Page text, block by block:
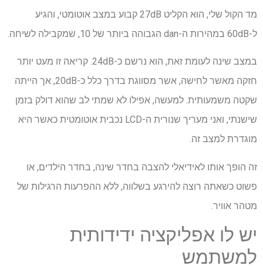
מד הקול שלי, הוא הקליט 27dB קבוע במצב אוטומטי, והגיע
ל-60dB במהירות ה-dan הגבוהה ביותר של 10, שמקבילה לשיחה.
במצב שינה לעומת זאת, הוא נרשם כ-24dB. קריאה זו מעט יותר
חזקה מאשר לחישה, אשר מסווגת בדרך כלל כ-20dB, אך הייתה
שקטה משמעותית. למעשה, אפילו לא שמתי לב שהוא דולק בזמן
שישנתי, ואני מעריך שנורית ה-LCD נכבית אוטומטית כאשר היא
מוגדרת למצב זה.
זה הופך אותו לאידיאלי להצבה בחדר שינה, בחדר הילדים, או
פשוט כשאתה רוצה להירגע בשלווה, ללא ההפרעות הרגילות של
מטהר אוויר.
יש לו אפליקציה ידידותית
למשתמש